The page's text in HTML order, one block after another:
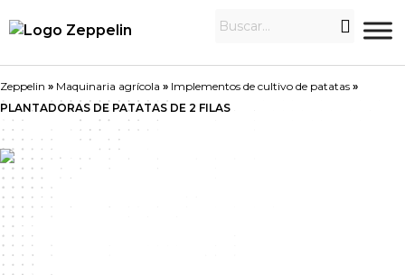
Zeppelin » Maquinaria agrícola » Implementos de cultivo de patatas »
PLANTADORAS DE PATATAS DE 2 FILAS